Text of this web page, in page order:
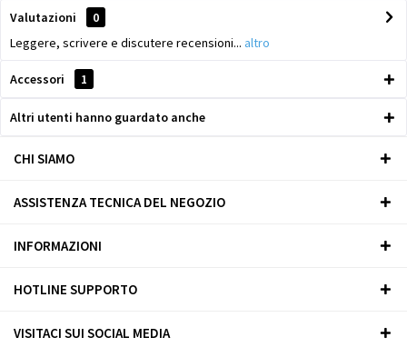
Valutazioni
0
Leggere, scrivere e discutere recensioni... altro
Accessori 1
Altri utenti hanno guardato anche
CHI SIAMO
ASSISTENZA TECNICA DEL NEGOZIO
INFORMAZIONI
HOTLINE SUPPORTO
VISITACI SUI SOCIAL MEDIA